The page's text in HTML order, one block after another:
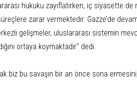
hukuku zayıflatırken, iç siyasette
zarar vermektedir. Gazze’de
gelişmeler, uluslararası sistemin
ortaya koymaktadır" dedi.
biz bu savaşın bir an önce sona